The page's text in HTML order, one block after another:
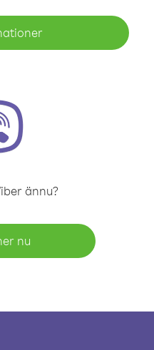
ännu?
nu